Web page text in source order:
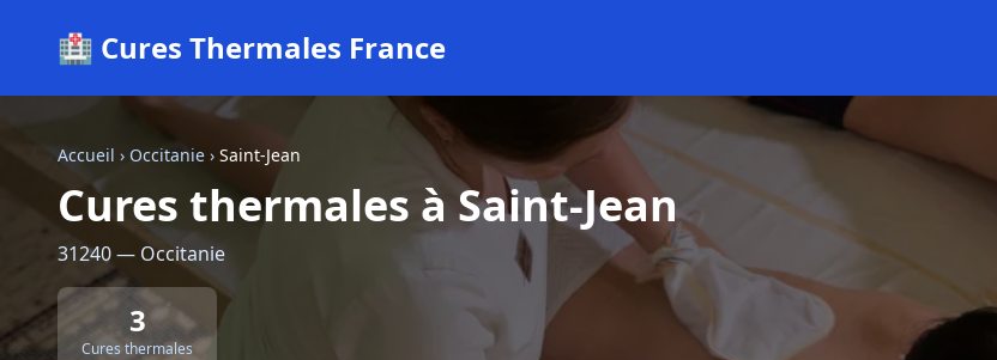
🏥 Cures Thermales France
Accueil › Occitanie › Saint-Jean
Cures thermales à Saint-Jean
31240 — Occitanie
3
Cures thermales